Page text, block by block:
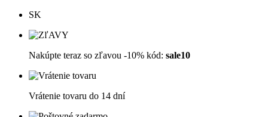
SK
Nakúpte teraz so zľavou -10% kód: sale10
Vrátenie tovaru do 14 dní